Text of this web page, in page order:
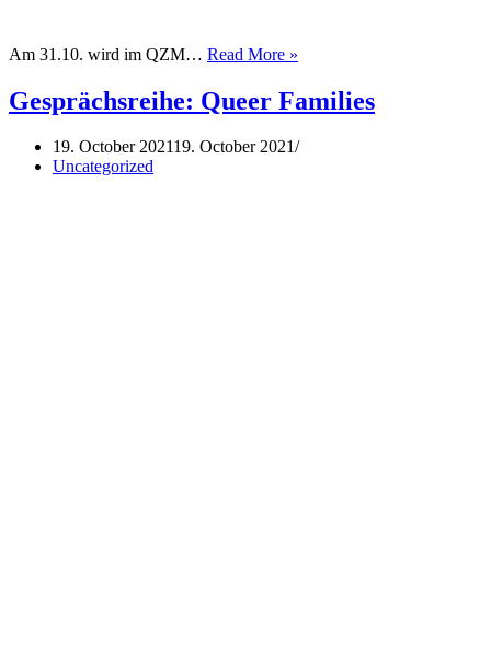
Am 31.10. wird im QZM… Read More »
QZM
Gesprächsreihe: Queer Families
19. October 202119. October 2021
Uncategorized